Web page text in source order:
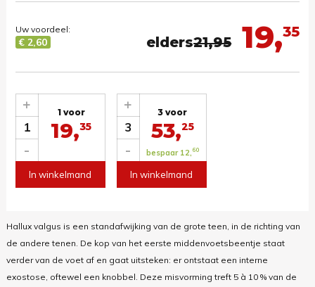
19,35
elders21,95
Uw voordeel:
€ 2,60
1
-
+ 1 voor
19,35
In winkelmand
3
-
+ 3 voor
53,25
bespaar 12, 60
In winkelmand
Hallux valgus is een standafwijking van de grote teen, in de richting van
de andere tenen. De kop van het eerste middenvoetsbeentje staat
verder van de voet af en gaat uitsteken: er ontstaat een interne
exostose, oftewel een knobbel. Deze misvorming treft 5 à 10 % van de